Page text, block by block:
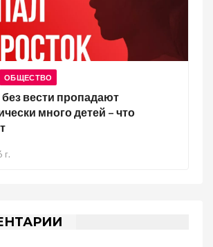
ОБЩЕСТВО
без вести пропадают
много детей – что
г.